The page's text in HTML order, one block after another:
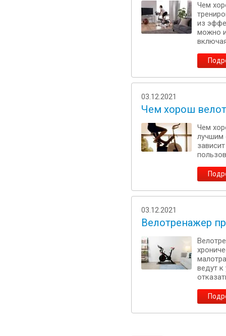
Чем
из
можно
03.12.2021
Чем хорош
Чем
лучшим
03.12.2021
Велотренажер
ведут к